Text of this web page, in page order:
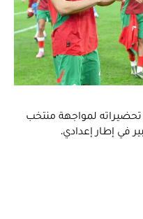
لمواجهة منتخب
في إطار إعدادي.